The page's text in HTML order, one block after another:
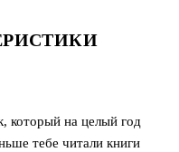
который на целый год
тебе читали книги